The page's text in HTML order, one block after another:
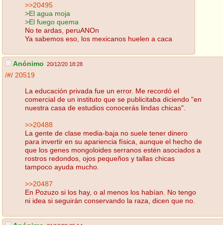
>>20495
>El agua moja
>El fuego quema
No te ardas, peruANOn
Ya sabemos eso, los mexicanos huelen a caca
Anónimo 20/12/20 18:28
/#/ 20519
La educación privada fue un error. Me recordó el
comercial de un instituto que se publicitaba diciendo "en
nuestra casa de estudios conocerás lindas chicas".
>>20488
La gente de clase media-baja no suele tener dinero
para invertir en su apariencia física, aunque el hecho de
que los genes mongoloides serranos estén asociados a
rostros redondos, ojos pequeños y tallas chicas
tampoco ayuda mucho.
>>20487
En Pozuzo si los hay, o al menos los habían. No tengo
ni idea si seguirán conservando la raza, dicen que no.